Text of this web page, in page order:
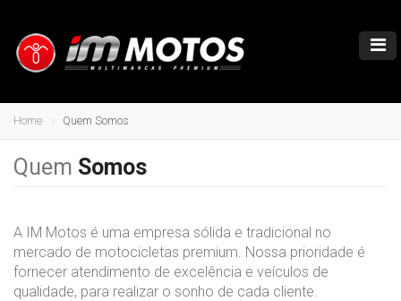
Home Quem Somos
Quem Somos
A IM Motos é uma empresa sólida e tradicional no
mercado de motocicletas premium. Nossa prioridade é
fornecer atendimento de excelência e veículos de
qualidade, para realizar o sonho de cada cliente.